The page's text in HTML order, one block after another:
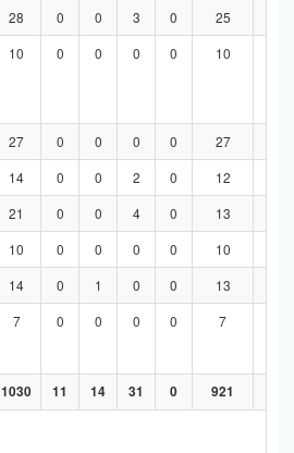
28 0 0 3 0 25
10 0 0 0 0 10
27 0 0 0 0 27
14 0 0 2 0 12
21 0 0 4 0 13
10 0 0 0 0 10
14 0 1 0 0 13
7 0 0 0 0 7
1030 11 14 31 0 921